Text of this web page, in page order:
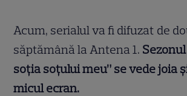
Acum, serialul va fi difuzat de
săptămână la Antena 1.
soția soțului meu” se vede joia
micul ecran.